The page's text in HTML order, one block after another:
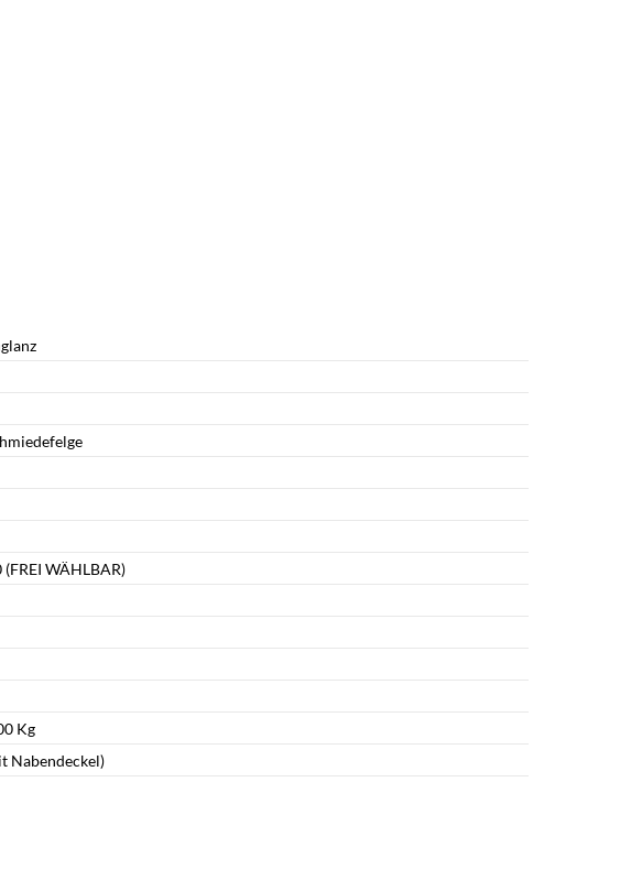
(FREI WÄHLBAR)
Kg
Nabendeckel)